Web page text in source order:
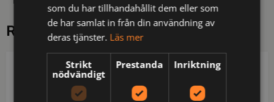
RELATERADE PRODUKTER
PROJOB
som du har tillhandahållit dem eller som
de har samlat in från din användning av
deras tjänster. Läs mer
Strikt
nödvändigt
Prestanda Inriktning